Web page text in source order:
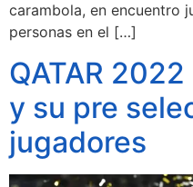
carambola, en encuentro
personas en el […]
QATAR
y su pre
jugadores